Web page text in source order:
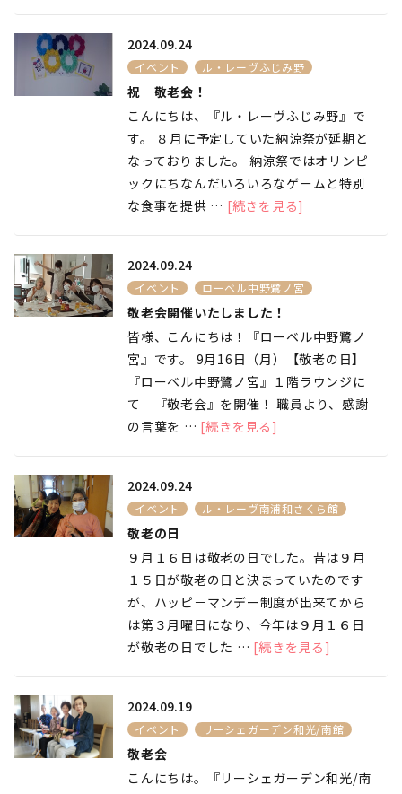
2024.09.24
イベント ル・レーヴふじみ野
祝 敬老会！
こんにちは、『ル・レーヴふじみ野』で
す。 ８月に予定していた納涼祭が延期と
なっておりました。 納涼祭ではオリンピ
ックにちなんだいろいろなゲームと特別
な食事を提供 … [続きを見る]
2024.09.24
イベント ローベル中野鷺ノ宮
敬老会開催いたしました！
皆様、こんにちは！『ローベル中野鷺ノ
宮』です。 9月16日（月）【敬老の日】
『ローベル中野鷺ノ宮』１階ラウンジに
て 『敬老会』を開催！ 職員より、感謝
の言葉を … [続きを見る]
2024.09.24
イベント ル・レーヴ南浦和さくら館
敬老の日
９月１６日は敬老の日でした。昔は９月
１５日が敬老の日と決まっていたのです
が、ハッピ－マンデー制度が出来てから
は第３月曜日になり、今年は９月１６日
が敬老の日でした … [続きを見る]
2024.09.19
イベント リーシェガーデン和光/南館
敬老会
こんにちは。『リーシェガーデン和光/南